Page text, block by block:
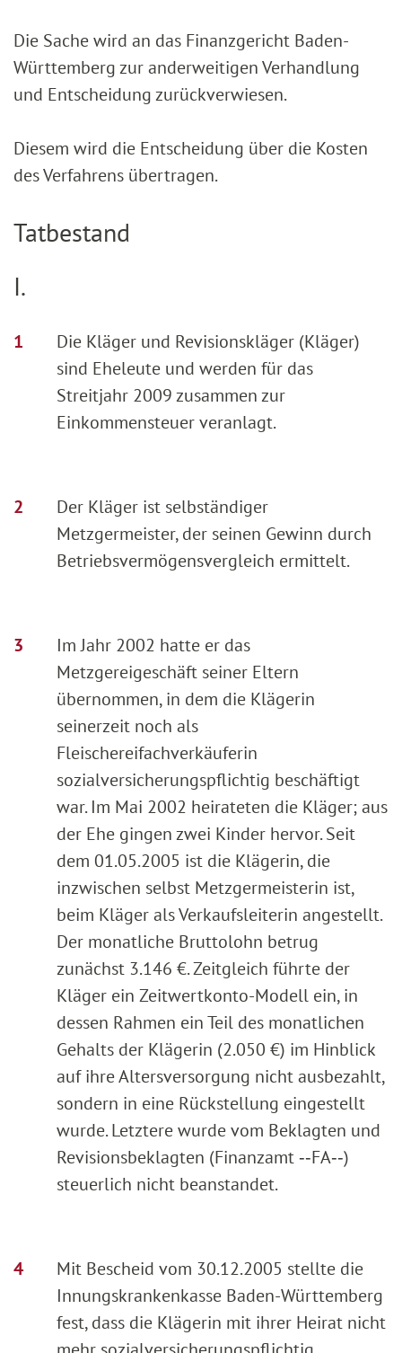
Die Sache wird an das Finanzgericht Baden-
Württemberg zur anderweitigen Verhandlung
und Entscheidung zurückverwiesen.
Diesem wird die Entscheidung über die Kosten
des Verfahrens übertragen.
Tatbestand
I.
Die Kläger und Revisionskläger (Kläger)
sind Eheleute und werden für das
Streitjahr 2009 zusammen zur
Einkommensteuer veranlagt.
Der Kläger ist selbständiger
Metzgermeister, der seinen Gewinn durch
Betriebsvermögensvergleich ermittelt.
Im Jahr 2002 hatte er das
Metzgereigeschäft seiner Eltern
übernommen, in dem die Klägerin
seinerzeit noch als
Fleischereifachverkäuferin
sozialversicherungspflichtig beschäftigt
war. Im Mai 2002 heirateten die Kläger; aus
der Ehe gingen zwei Kinder hervor. Seit
dem 01.05.2005 ist die Klägerin, die
inzwischen selbst Metzgermeisterin ist,
beim Kläger als Verkaufsleiterin angestellt.
Der monatliche Bruttolohn betrug
zunächst 3.146 €. Zeitgleich führte der
Kläger ein Zeitwertkonto-Modell ein, in
dessen Rahmen ein Teil des monatlichen
Gehalts der Klägerin (2.050 €) im Hinblick
auf ihre Altersversorgung nicht ausbezahlt,
sondern in eine Rückstellung eingestellt
wurde. Letztere wurde vom Beklagten und
Revisionsbeklagten (Finanzamt ‑‑FA‑‑)
steuerlich nicht beanstandet.
Mit Bescheid vom 30.12.2005 stellte die
Innungskrankenkasse Baden-Württemberg
fest, dass die Klägerin mit ihrer Heirat nicht